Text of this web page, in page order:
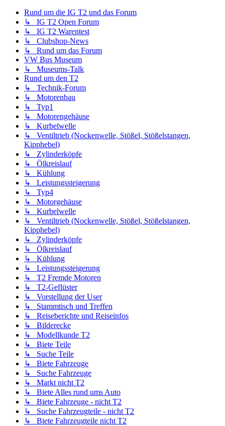
Rund um die IG T2 und das Forum
↳ IG T2 Open Forum
↳ IG T2 Warentest
↳ Clubshop-News
↳ Rund um das Forum
VW Bus Museum
↳ Museums-Talk
Rund um den T2
↳ Technik-Forum
↳ Motorenbau
↳ Typ1
↳ Motorengehäuse
↳ Kurbelwelle
↳ Ventiltrieb (Nockenwelle, Stößel, Stößelstangen,
Kipphebel)
↳ Zylinderköpfe
↳ Ölkreislauf
↳ Kühlung
↳ Leistungssteigerung
↳ Typ4
↳ Motorgehäuse
↳ Kurbelwelle
↳ Ventiltrieb (Nockenwelle, Stößel, Stößelstangen,
Kipphebel)
↳ Zylinderköpfe
↳ Ölkreislauf
↳ Kühlung
↳ Leistungssteigerung
↳ T2 Fremde Motoren
↳ T2-Geflüster
↳ Vorstellung der User
↳ Stammtisch und Treffen
↳ Reiseberichte und Reiseinfos
↳ Bilderecke
↳ Modellkunde T2
↳ Biete Teile
↳ Suche Teile
↳ Biete Fahrzeuge
↳ Suche Fahrzeuge
↳ Markt nicht T2
↳ Biete Alles rund ums Auto
↳ Biete Fahrzeuge - nicht T2
↳ Suche Fahrzeugteile - nicht T2
↳ Biete Fahrzeugteile nicht T2